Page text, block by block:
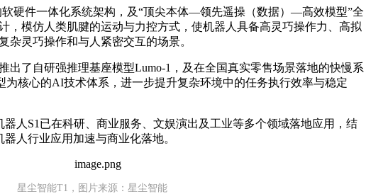
软硬件一体化系统架构，及“顶尖本体—领先遥操（数据）—高效模型”全
，模仿人类肌腱的运动与力控方式，使机器人具备高灵巧操作力、高拟
杂灵巧操作和与人紧密交互的场景。
出了自研强推理基座模型Lumo-1，及在全国真实零售场景落地的快慢系
为核心的AI技术体系，进一步提升复杂环境中的任务执行效率与稳定
人S1已在科研、商业服务、文娱演出及工业等多个领域落地应用，结
人行业应用加速与商业化落地。
星尘智能T1，图片来源：星尘智能